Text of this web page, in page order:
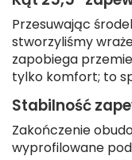
Przesuwając
stworzyliśmy
zapobiega
tylko komfort; to
Stabilność
Zakończenie
wyprofilowane pod